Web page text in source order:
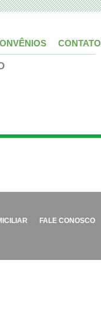
CONTATO
FALE CONOSCO